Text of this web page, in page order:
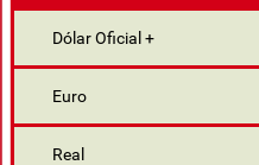
Dólar Oficial +
Euro
Real